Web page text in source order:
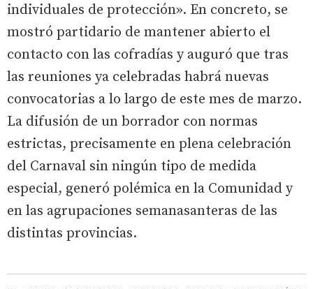
individuales de protección». En concreto, se
mostró partidario de mantener abierto el
contacto con las cofradías y auguró que tras
las reuniones ya celebradas habrá nuevas
convocatorias a lo largo de este mes de marzo.
La difusión de un borrador con normas
estrictas, precisamente en plena celebración
del Carnaval sin ningún tipo de medida
especial, generó polémica en la Comunidad y
en las agrupaciones semanasanteras de las
distintas provincias.